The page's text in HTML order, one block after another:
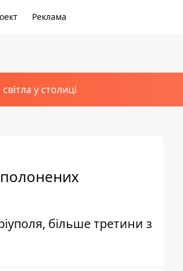
Реклама
у столиці
більше третини з